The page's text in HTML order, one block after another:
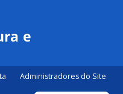
e
Administradores do Site